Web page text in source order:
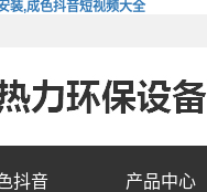
装,成色抖音短视频大全
抖音 产品中心